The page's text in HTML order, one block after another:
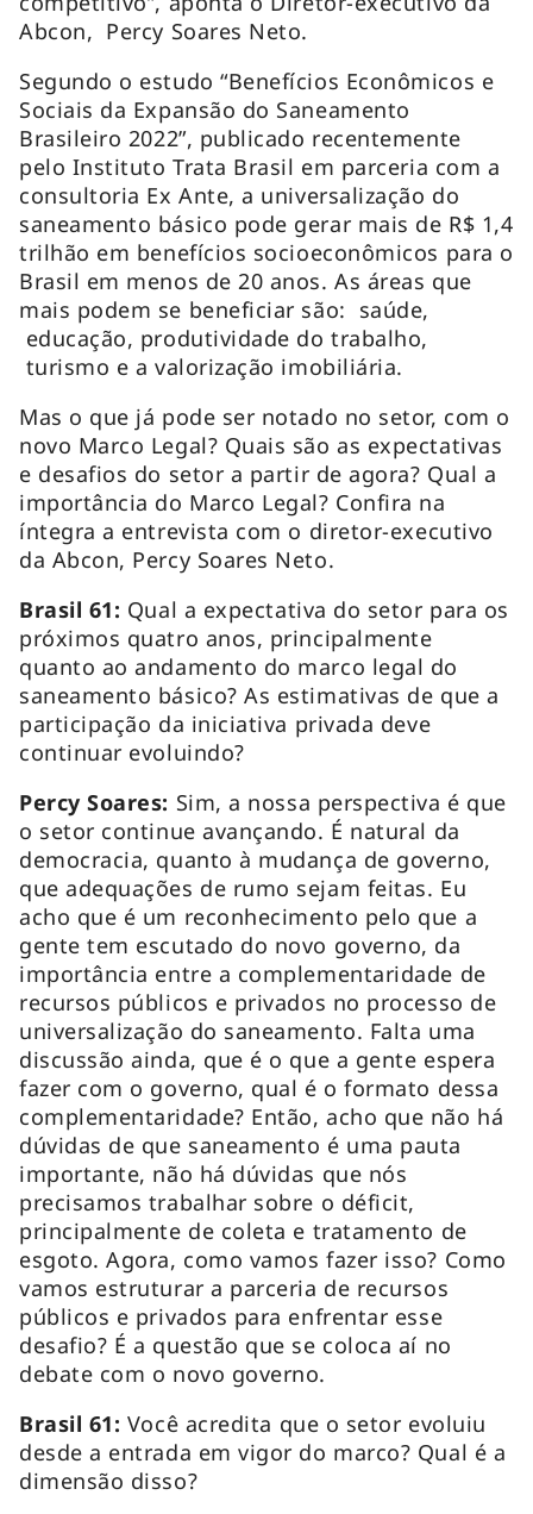
Abcon, Percy Soares Neto.
Segundo o estudo “Benefícios Econômicos e
Sociais da Expansão do Saneamento
Brasileiro 2022”, publicado recentemente
pelo Instituto Trata Brasil em parceria com a
consultoria Ex Ante, a universalização do
saneamento básico pode gerar mais de R$ 1,4
trilhão em benefícios socioeconômicos para o
Brasil em menos de 20 anos. As áreas que
mais podem se beneficiar são: saúde,
educação, produtividade do trabalho,
turismo e a valorização imobiliária.
Mas o que já pode ser notado no setor, com o
novo Marco Legal? Quais são as expectativas
e desafios do setor a partir de agora? Qual a
importância do Marco Legal? Confira na
íntegra a entrevista com o diretor-executivo
da Abcon, Percy Soares Neto.
Brasil 61: Qual a expectativa do setor para os
próximos quatro anos, principalmente
quanto ao andamento do marco legal do
saneamento básico? As estimativas de que a
participação da iniciativa privada deve
continuar evoluindo?
Percy Soares: Sim, a nossa perspectiva é que
o setor continue avançando. É natural da
democracia, quanto à mudança de governo,
que adequações de rumo sejam feitas. Eu
acho que é um reconhecimento pelo que a
gente tem escutado do novo governo, da
importância entre a complementaridade de
recursos públicos e privados no processo de
universalização do saneamento. Falta uma
discussão ainda, que é o que a gente espera
fazer com o governo, qual é o formato dessa
complementaridade? Então, acho que não há
dúvidas de que saneamento é uma pauta
importante, não há dúvidas que nós
precisamos trabalhar sobre o déficit,
principalmente de coleta e tratamento de
esgoto. Agora, como vamos fazer isso? Como
vamos estruturar a parceria de recursos
públicos e privados para enfrentar esse
desafio? É a questão que se coloca aí no
debate com o novo governo.
Brasil 61: Você acredita que o setor evoluiu
desde a entrada em vigor do marco? Qual é a
dimensão disso?